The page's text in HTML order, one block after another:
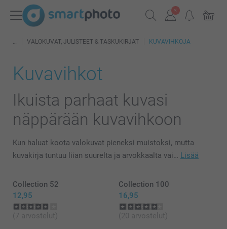
VALOKUVAT, JULISTEET & TASKUKIRJAT KUVAVIHKOJA
Kuvavihkot
Ikuista parhaat kuvasi
näppärään kuvavihkoon
Kun haluat koota valokuvat pieneksi muistoksi, mutta
kuvakirja tuntuu liian suurelta ja arvokkaalta vai… Lisää
Collection 52
12,95
(7 arvostelut)
Collection 100
16,95
(20 arvostelut)